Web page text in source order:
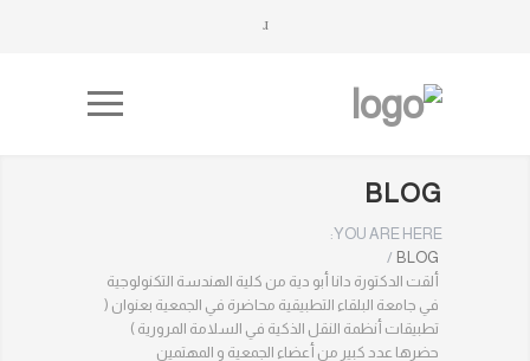
BLOG
YOU ARE HERE:
BLOG
/
ألقت الدكتورة دانا أبو دية من كلية الهندسة التكنولوجية
في جامعة البلقاء التطبيقية محاضرة في الجمعية بعنوان (
تطبيقات أنظمة النقل الذكية في السلامة المرورية )
حضرها عدد كبير من أعضاء الجمعية و المهتمين